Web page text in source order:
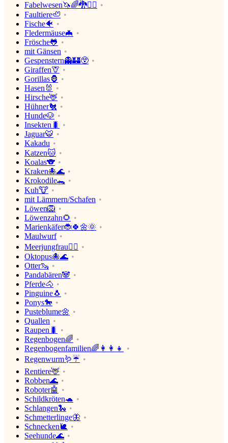
Fabelwesen🦄🌈🐉🧛‍♂️
Faultiere🦥
Fische🐠
Fledermäuse🦇
Frösche🐸
mit Gänsen
Gespenstern👻🏰😲
Giraffen🦒
Gorillas🦍
Hasen🐰
Hirsche🦌
Hühner🐔
Hunde🐶
Insekten🐛
Jaguar🐯
Kakadu
Katzen🐱
Koalas🐨
Kraken🐙🌊
Krokodile🐊
Kuh🐮
mit Lämmern/Schafen
Löwen🦁
Löwenzahn🌻
Marienkäfer🐞🍀🌼🌞
Maulwurf
Meerjungfrau🧜‍♀️
Oktopus🐙🌊
Otter🦦
Pandabären🐼
Pferde🐴
Pinguine🐧
Ponys🐎
Pusteblume🌼
Quallen
Raupen🐛
Regenbogen🌈
Regenbogenfamilien🌈👩‍👩‍👧
Regenwurm🪱☔
Rentiere🦌
Robben🌊
Roboter🤖
Schildkröten🐢
Schlangen🐍
Schmetterlinge🦋
Schnecken🐌
Seehunde🌊